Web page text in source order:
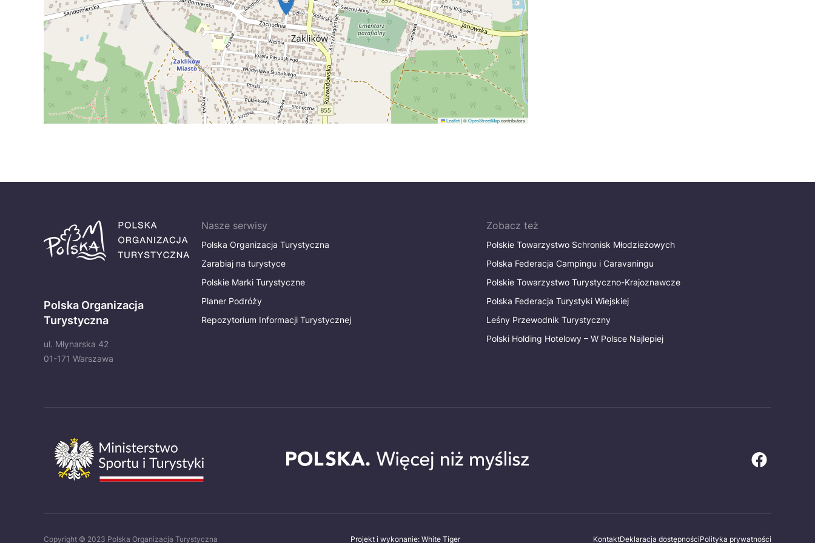
Leaflet|©OpenStreetMapcontributors
Polska Organizacja
Turystyczna
ul. Młynarska 42
01-171 Warszawa
Nasze serwisy
Polska Organizacja Turystyczna
Zarabiaj na turystyce
Polskie Marki Turystyczne
Planer Podróży
Repozytorium Informacji Turystycznej
Zobacz też
Polskie Towarzystwo Schronisk Młodzieżowych
Polska Federacja Campingu i Caravaningu
Polskie Towarzystwo Turystyczno-Krajoznawcze
Polska Federacja Turystyki Wiejskiej
Leśny Przewodnik Turystyczny
Polski Holding Hotelowy – W Polsce Najlepiej
KontaktDeklaracja dostępnościPolityka prywatności
Copyright © 2023 Polska Organizacja Turystyczna Projekt i wykonanie: White Tiger